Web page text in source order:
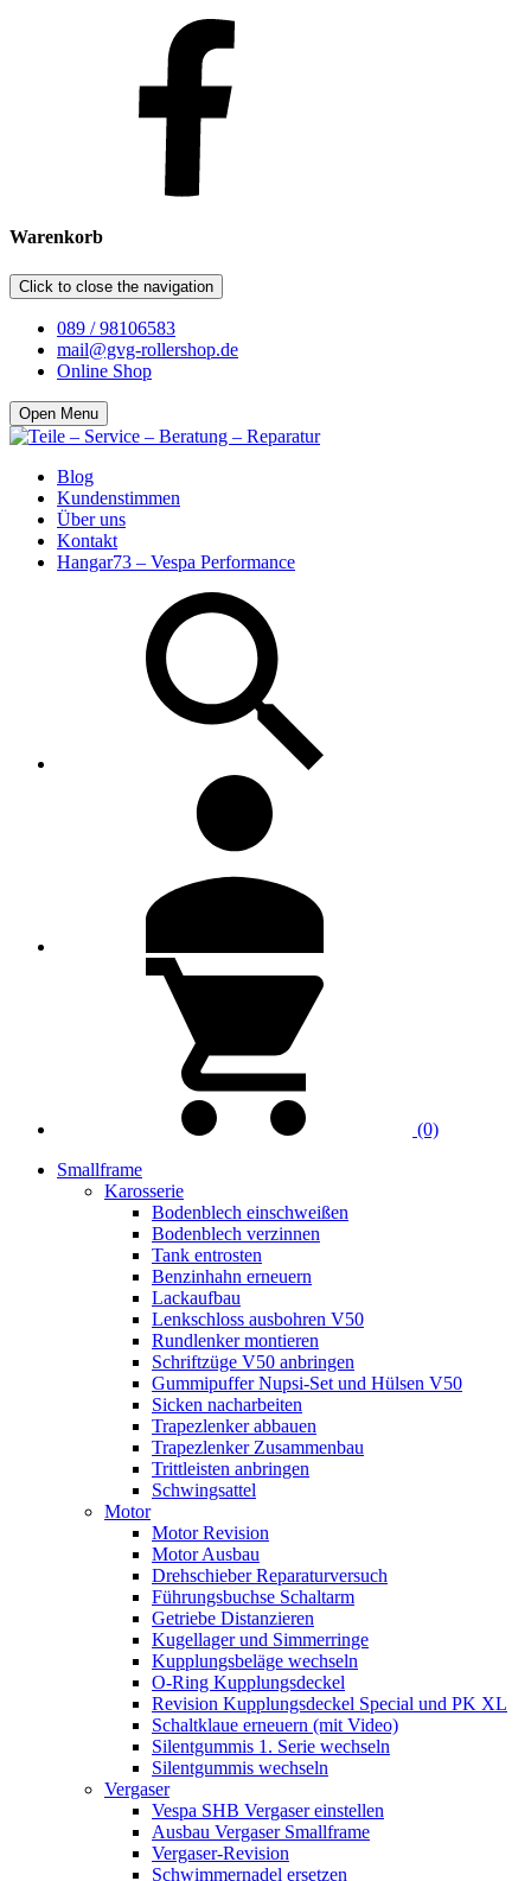
Warenkorb
Click to close the navigation
089 / 98106583
mail@gvg-rollershop.de
Online Shop
Open Menu
Blog
Kundenstimmen
Über uns
Kontakt
Hangar73 – Vespa Performance
(0)
Smallframe
Karosserie
Bodenblech einschweißen
Bodenblech verzinnen
Tank entrosten
Benzinhahn erneuern
Lackaufbau
Lenkschloss ausbohren V50
Rundlenker montieren
Schriftzüge V50 anbringen
Gummipuffer Nupsi-Set und Hülsen V50
Sicken nacharbeiten
Trapezlenker abbauen
Trapezlenker Zusammenbau
Trittleisten anbringen
Schwingsattel
Motor
Motor Revision
Motor Ausbau
Drehschieber Reparaturversuch
Führungsbuchse Schaltarm
Getriebe Distanzieren
Kugellager und Simmerringe
Kupplungsbeläge wechseln
O-Ring Kupplungsdeckel
Revision Kupplungsdeckel Special und PK XL
Schaltklaue erneuern (mit Video)
Silentgummis 1. Serie wechseln
Silentgummis wechseln
Vergaser
Vespa SHB Vergaser einstellen
Ausbau Vergaser Smallframe
Vergaser-Revision
Schwimmernadel ersetzen